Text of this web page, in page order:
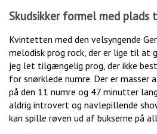
Skudsikker formel med plads
Kvintetten med den velsyngende
melodisk prog rock, der er lige til at
jeg let tilgængelig prog, der ikke
for snørklede numre. Der er masser
på den 11 numre og 47 minutter
aldrig introvert og navlepillende
kan spille røven ud af bukserne på